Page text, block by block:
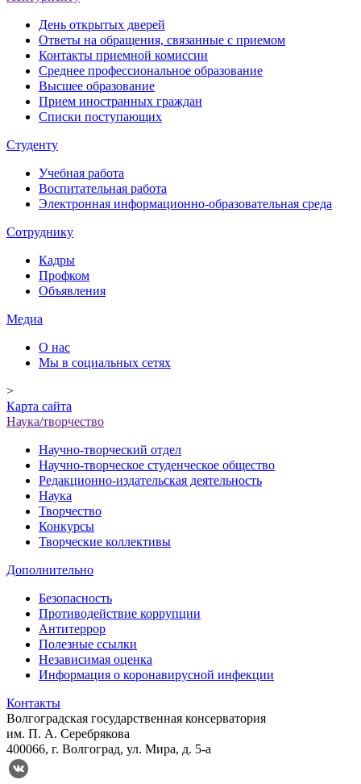
День открытых дверей
Ответы на обращения, связанные с приемом
Контакты приемной комиссии
Среднее профессиональное образование
Высшее образование
Прием иностранных граждан
Списки поступающих
Студенту
Учебная работа
Воспитательная работа
Электронная информационно-образовательная среда
Сотруднику
Кадры
Профком
Объявления
Медиа
О нас
Мы в социальных сетях
>
Карта сайта
Наука/творчество
Научно-творческий отдел
Научно-творческое студенческое общество
Редакционно-издательская деятельность
Наука
Творчество
Конкурсы
Творческие коллективы
Дополнительно
Безопасность
Противодействие коррупции
Антитеррор
Полезные ссылки
Независимая оценка
Информация о коронавирусной инфекции
Контакты
Волгоградская государственная консерватория
им. П. А. Серебрякова
400066, г. Волгоград, ул. Мира, д. 5-а